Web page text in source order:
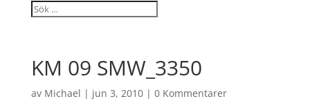
KM 09 SMW_3350
av Michael | jun 3, 2010| 0 Kommentarer